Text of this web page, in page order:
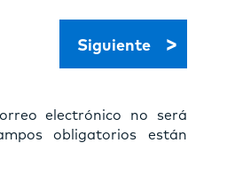
Siguiente >
electrónico no será
obligatorios están